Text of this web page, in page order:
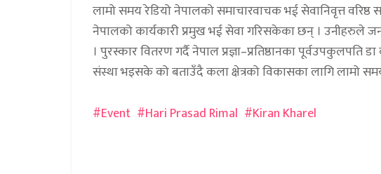
लामो समय रेडियो नेपालको समाचारवाचक भई सेवानिवृत्त वरिष्ठ
नेपालको कार्यकारी प्रमुख भई सेवा गरिसकेका छन् । उनीहरुले
। पुरस्कार वितरण गर्दै नेपाल प्रज्ञा–प्रतिष्ठानका पूर्वउपकुलपति
संस्था भइसके को बताउँदै कला क्षेत्रको विकासका लागि लामो
Event
Hari Prasad Rimal Kiran Kharel